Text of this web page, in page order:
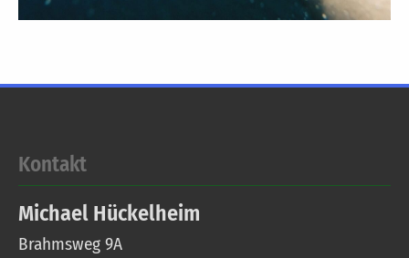
Kontakt
Michael Hückelheim
Brahmsweg 9A